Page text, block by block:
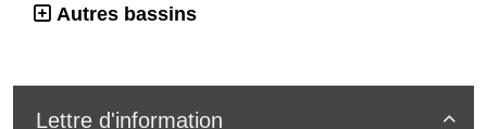
Autres bassins

Lettre d'information